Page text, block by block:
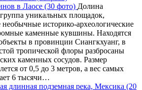
Долина
уникальных площадок,
историко-археологические
каменные кувшины. Находятся
в провинции Сиангкхуанг, в
тропической флоры разбросаны
каменных сосудов. Размер
от 0,5 до 3 метров, а вес самых
6 тысячи…
длинная подземная река, Мексика (20